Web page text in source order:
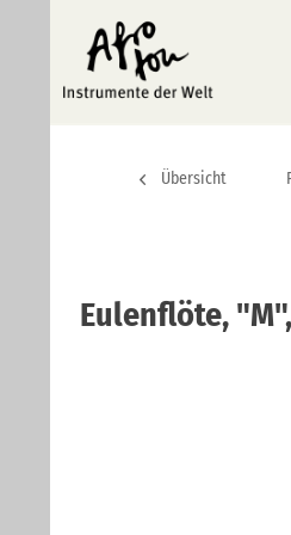
Übersicht
Eulenflöte,